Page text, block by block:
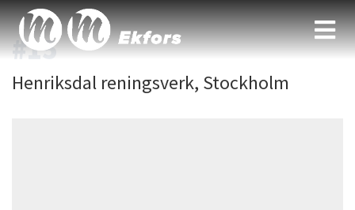
#15
Henriksdal reningsverk, Stockholm